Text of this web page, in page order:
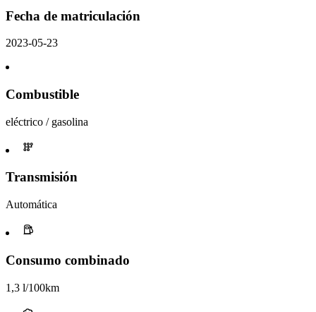
Fecha de matriculación
2023-05-23
Combustible
eléctrico / gasolina
Transmisión
Automática
Consumo combinado
1,3 l/100km